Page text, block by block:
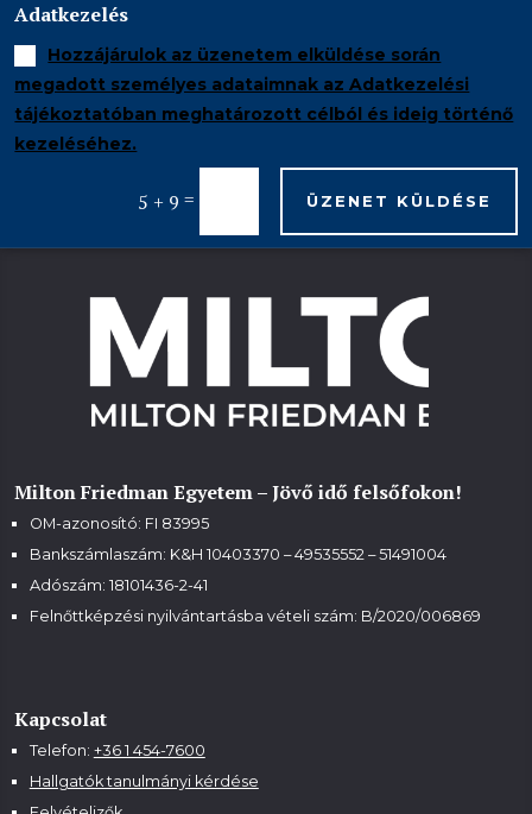
Adatkezelés
Hozzájárulok az üzenetem elküldése során
megadott személyes adataimnak az Adatkezelési
tájékoztatóban meghatározott célból és ideig történő
kezeléséhez.
5 + 9 = ÜZENET KÜLDÉSE
Milton Friedman Egyetem – Jövő idő felsőfokon!
OM-azonosító: FI 83995
Bankszámlaszám: K&H 10403370 – 49535552 – 51491004
Adószám: 18101436-2-41
Felnőttképzési nyilvántartásba vételi szám: B/2020/006869
Kapcsolat
Telefon: +36 1 454-7600
Hallgatók tanulmányi kérdése